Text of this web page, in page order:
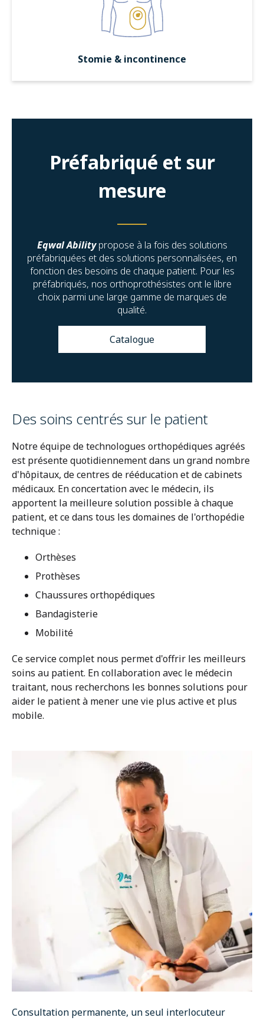
Stomie & incontinence
Préfabriqué et sur
mesure
Eqwal Abilitypropose à la fois des solutions
préfabriquées et des solutions personnalisées, en
fonction des besoins de chaque patient. Pour les
préfabriqués, nos orthoprothésistes ont le libre
choix parmi une large gamme de marques de
qualité.
Catalogue
Des soins centrés sur le patient
Notre équipe de technologues orthopédiques agréés
est présente quotidiennement dans un grand nombre
d'hôpitaux, de centres de rééducation et de cabinets
médicaux. En concertation avec le médecin, ils
apportent la meilleure solution possible à chaque
patient, et ce dans tous les domaines de l'orthopédie
technique :
Orthèses
Prothèses
Chaussures orthopédiques
Bandagisterie
Mobilité
Ce service complet nous permet d'offrir les meilleurs
soins au patient. En collaboration avec le médecin
traitant, nous recherchons les bonnes solutions pour
aider le patient à mener une vie plus active et plus
mobile.
Consultation permanente, un seul interlocuteur